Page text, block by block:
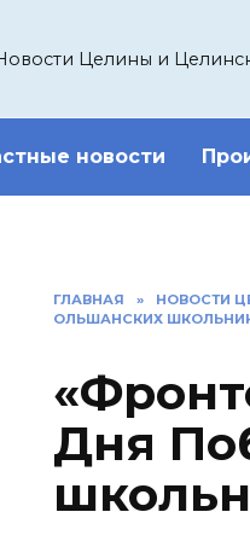
Целины и
новости
ГЛАВНАЯ » НОВОСТИ
ОЛЬШАНСКИХ
Дня